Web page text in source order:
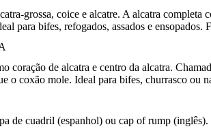
grossa, coice e alcatre. A alcatra
para bifes, refogados, assados e
coração de alcatra e centro da alcatra.
o coxão mole. Ideal para bifes, churrasco ou
de cuadril (espanhol) ou cap of rump